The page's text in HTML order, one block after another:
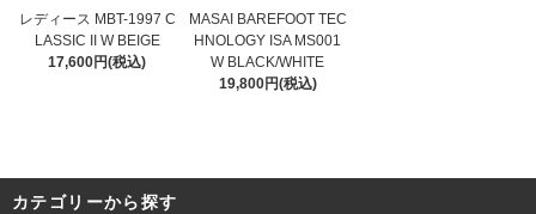
レディース MBT-1997 C
LASSIC II W BEIGE
17,600円(税込)
MASAI BAREFOOT TEC
HNOLOGY ISA MS001
W BLACK/WHITE
19,800円(税込)
カテゴリーから探す